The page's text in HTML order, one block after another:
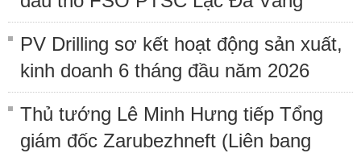
PV Drilling sơ kết hoạt động sản xuất,
kinh doanh 6 tháng đầu năm 2026
Thủ tướng Lê Minh Hưng tiếp Tổng
giám đốc Zarubezhneft (Liên bang